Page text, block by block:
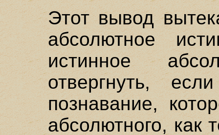
Этот вывод
абсолютное
истинное
отвергнуть,
познавание,
абсолютного, как